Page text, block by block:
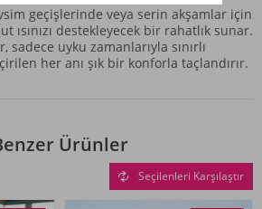
geçişlerinde veya serin akşamlar için
ısınızı destekleyecek bir rahatlık sunar.
sadece uyku zamanlarıyla sınırlı
her anı şık bir konforla taçlandırır.
Ürünler
Seçilenleri Karşılaştır